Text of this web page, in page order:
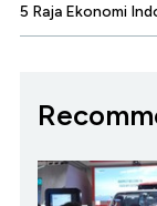
5 Raja Ekonomi